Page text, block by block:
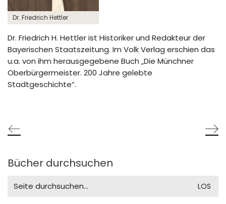
Dr. Friedrich Hettler
Dr. Friedrich H. Hettler ist Historiker und Redakteur der
Bayerischen Staatszeitung. Im Volk Verlag erschien das
u.a. von ihm herausgegebene Buch „Die Münchner
Oberbürgermeister. 200 Jahre gelebte
Stadtgeschichte“.
Bücher durchsuchen
for: